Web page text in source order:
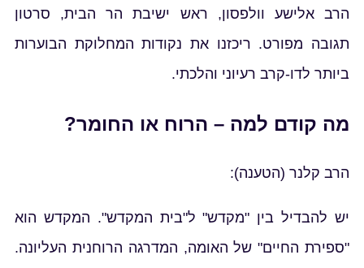
הרב אלישע וולפסון, ראש ישיבת הר הבית, סרטון
תגובה מפורט. ריכזנו את נקודות המחלוקת הבוערות
ביותר לדו-קרב רעיוני והלכתי.
מה קודם למה – הרוח או החומר?
הרב קלנר (הטענה):
יש להבדיל בין "מקדש" ל"בית המקדש". המקדש הוא
"ספירת החיים" של האומה, המדרגה הרוחנית העליונה.